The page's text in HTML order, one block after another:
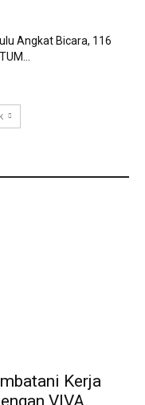
Angkat Bicara, 116
Kerja
VIVA